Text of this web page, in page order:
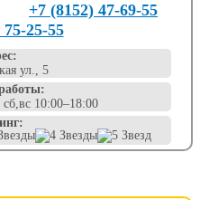
+7 (8152) 47-69-55
25-55
ул., 5
10:00–18:00